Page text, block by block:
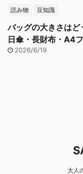
読み物 豆知識
バッグの大きさは
日傘・長財布・A4
2026/6/19
大人